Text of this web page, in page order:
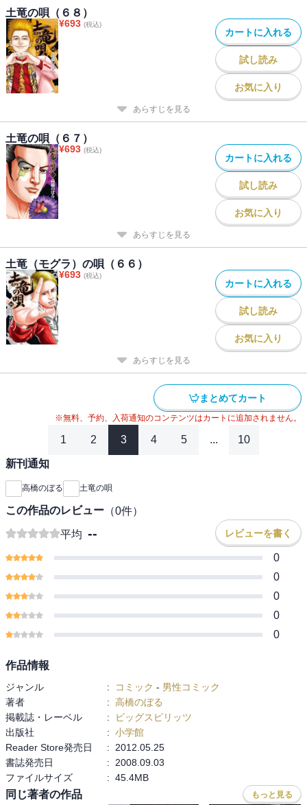
土竜の唄（６８）
¥693 (税込)
カートに入れる
試し読み
お気に入り
あらすじを見る
土竜の唄（６７）
¥693 (税込)
カートに入れる
試し読み
お気に入り
あらすじを見る
土竜（モグラ）の唄（６６）
¥693 (税込)
カートに入れる
試し読み
お気に入り
あらすじを見る
まとめてカート
※無料、予約、入荷通知のコンテンツはカートに追加されません。
1 2 3 4 5 ... 10
新刊通知
高橋のぼる 土竜の唄
この作品のレビュー （0件）
平均 -- レビューを書く
0
0
0
0
0
作品情報
ジャンル : コミック - 男性コミック
著者
: 高橋のぼる
掲載誌・レーベル
:
ビッグスピリッツ
出版社
: 小学館
Reader Store発売日
:
2012.05.25
書誌発売日
:
2008.09.03
ファイルサイズ
: 45.4MB
同じ著者の作品 もっと見る